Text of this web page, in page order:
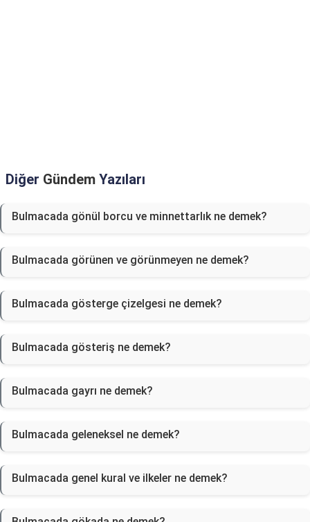
Diğer Gündem Yazıları
Bulmacada gönül borcu ve minnettarlık ne demek?
Bulmacada görünen ve görünmeyen ne demek?
Bulmacada gösterge çizelgesi ne demek?
Bulmacada gösteriş ne demek?
Bulmacada gayrı ne demek?
Bulmacada geleneksel ne demek?
Bulmacada genel kural ve ilkeler ne demek?